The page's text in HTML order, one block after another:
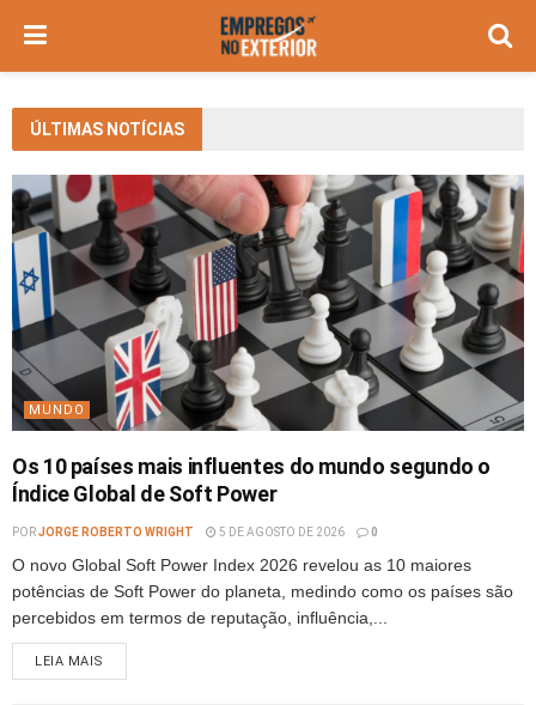
ÚLTIMAS NOTÍCIAS
MUNDO
Os 10 países mais influentes do mundo segundo o
Índice Global de Soft Power
PORJORGE ROBERTO WRIGHT 5 DE AGOSTO DE 2026 0
O novo Global Soft Power Index 2026 revelou as 10 maiores
potências de Soft Power do planeta, medindo como os países são
percebidos em termos de reputação, influência,...
LEIA MAIS